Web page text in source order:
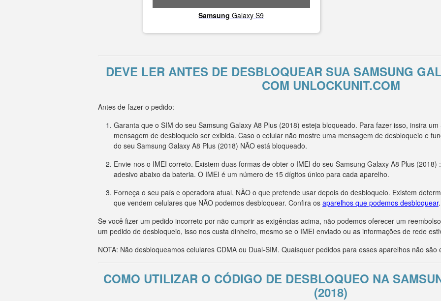
Samsung Galaxy S9
DEVE LER ANTES DE DESBLOQUEAR SUA SAMSUNG
COM UNLOCKUNIT.COM
Antes de fazer o pedido:
Garanta que o SIM do seu Samsung Galaxy A8 Plus (2018) esteja bloqueado. Para fazer isso, insira
mensagem de desbloqueio ser exibida. Caso o celular não mostre uma mensagem de desbloqueio e
do seu Samsung Galaxy A8 Plus (2018) NÃO está bloqueado.
Envie-nos o IMEI correto. Existem duas formas de obter o IMEI do seu Samsung Galaxy A8 Plus
adesivo abaixo da bateria. O IMEI é um número de 15 dígitos único para cada aparelho.
Forneça o seu país e operadora atual, NÃO o que pretende usar depois do desbloqueio. Existem
que vendem celulares que NÃO podemos desbloquear. Confira os aparelhos que podemos desbloquear.
Se você fizer um pedido incorreto por não cumprir as exigências acima, não podemos oferecer um
um pedido de desbloqueio, isso nos custa dinheiro, mesmo se o IMEI enviado ou as informações de rede
NOTA: Não desbloqueamos celulares CDMA ou Dual-SIM. Quaisquer pedidos para esses aparelhos não
COMO UTILIZAR O CÓDIGO DE DESBLOQUEO NA
(2018)